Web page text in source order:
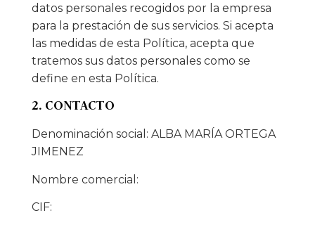
datos personales recogidos por la empresa
para la prestación de sus servicios. Si acepta
las medidas de esta Política, acepta que
tratemos sus datos personales como se
define en esta Política.
2. CONTACTO
Denominación social: ALBA MARÍA ORTEGA
JIMENEZ
Nombre comercial:
CIF: